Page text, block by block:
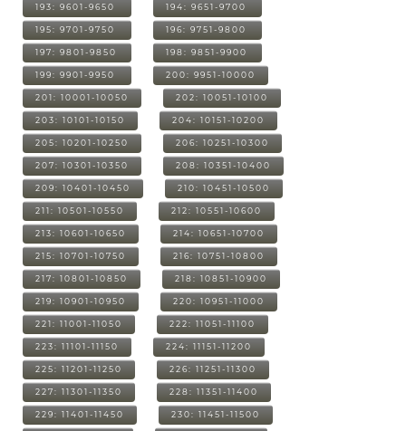
193: 9601-9650 194: 9651-9700
195: 9701-9750 196: 9751-9800
197: 9801-9850 198: 9851-9900
199: 9901-9950 200: 9951-10000
201: 10001-10050 202: 10051-10100
203: 10101-10150 204: 10151-10200
205: 10201-10250 206: 10251-10300
207: 10301-10350 208: 10351-10400
209: 10401-10450 210: 10451-10500
211: 10501-10550 212: 10551-10600
213: 10601-10650 214: 10651-10700
215: 10701-10750 216: 10751-10800
217: 10801-10850 218: 10851-10900
219: 10901-10950 220: 10951-11000
221: 11001-11050 222: 11051-11100
223: 11101-11150 224: 11151-11200
225: 11201-11250 226: 11251-11300
227: 11301-11350 228: 11351-11400
229: 11401-11450 230: 11451-11500